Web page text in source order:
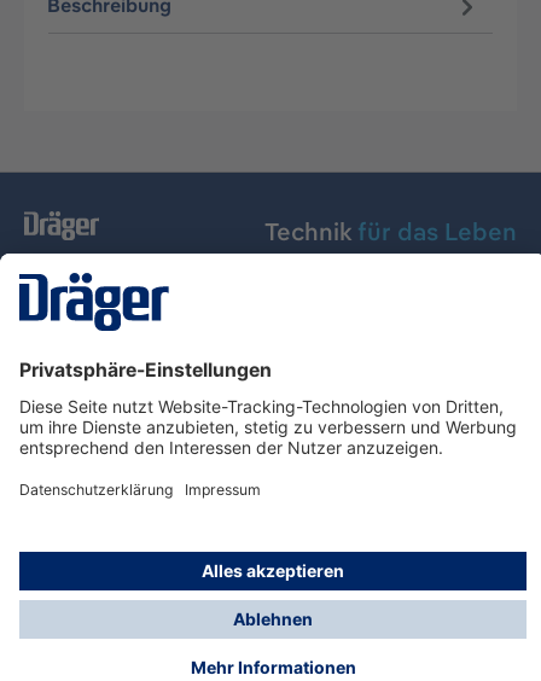
Beschreibung
Technik für das Leben
Dräger Austria GmbH
Über Dräger
Informationen
© Dräger Austria GmbH, 2024
* Alle Preise exkl. gesetzl. Mehrwertsteuer zzgl.
Versandkosten und ggf. Nachnahmegebühren, wenn
nicht anders angegeben.